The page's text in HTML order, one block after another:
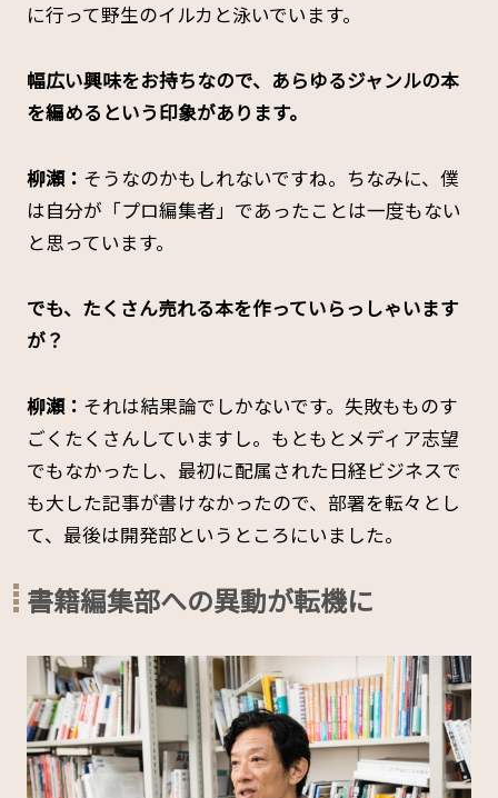
に行って野生のイルカと泳いでいます。
――幅広い興味をお持ちなので、あらゆるジャンルの本
を編めるという印象があります。
柳瀬： そうなのかもしれないですね。ちなみに、僕
は自分が「プロ編集者」であったことは一度もない
と思っています。
――でも、たくさん売れる本を作っていらっしゃいます
が？
柳瀬： それは結果論でしかないです。失敗もものす
ごくたくさんしていますし。もともとメディア志望
でもなかったし、最初に配属された日経ビジネスで
も大した記事が書けなかったので、部署を転々とし
て、最後は開発部というところにいました。
書籍編集部への異動が転機に